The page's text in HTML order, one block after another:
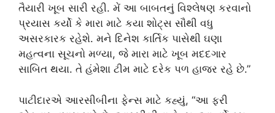
તૈયારી ખૂબ સારી રહી. મેં આ બાબતનું વિશ્લેષણ કરવાનો
પ્રયાસ કર્યો કે મારા માટે કયા શોટ્સ સૌથી વધુ
અસરકારક રહેશે. મને દિનેશ કાર્તિક પાસેથી ઘણા
મહત્વના સૂચનો મળ્યા, જે મારા માટે ખૂબ મદદગાર
સાબિત થયા. તે હંમેશા ટીમ માટે દરેક પળ હાજર રહે છે.”
પાટીદારએ આરસીબીના ફેન્સ માટે કહ્યું, “આ ફરી